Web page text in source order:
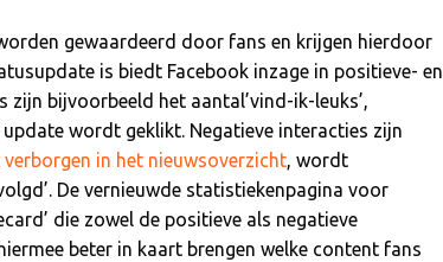
gewaardeerd door fans en krijgen hierdoor
is biedt Facebook inzage in positieve- en
bijvoorbeeld het aantal’vind-ik-leuks’,
update wordt geklikt. Negatieve interacties zijn
in het nieuwsoverzicht, wordt
De vernieuwde statistiekenpagina voor
die zowel de positieve als negatieve
beter in kaart brengen welke content fans